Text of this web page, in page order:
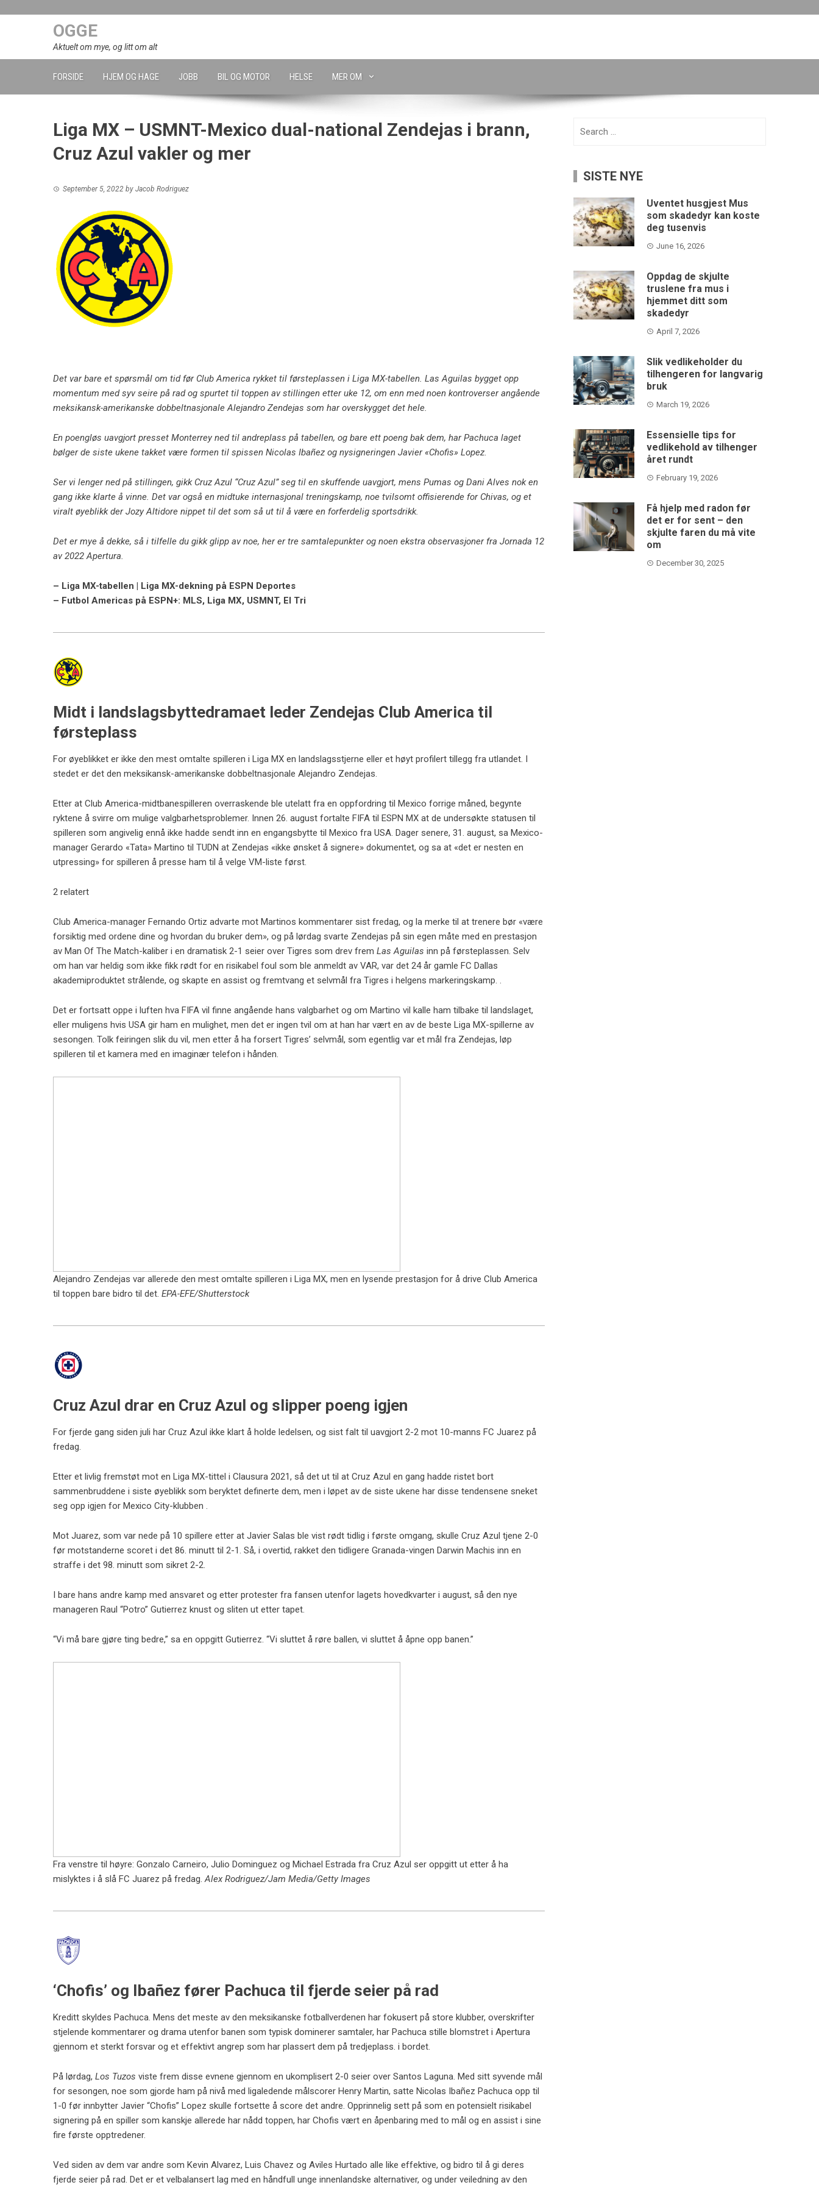
OGGE
Aktuelt om mye, og litt om alt
FORSIDE HJEM OG HAGE JOBB BIL OG MOTOR HELSE MER OM
Liga MX – USMNT-Mexico dual-national Zendejas i brann,
Cruz Azul vakler og mer
September 5, 2022 by Jacob Rodriguez
Det var bare et spørsmål om tid før Club America rykket til førsteplassen i Liga MX-tabellen. Las Aguilas bygget opp
momentum med syv seire på rad og spurtet til toppen av stillingen etter uke 12, om enn med noen kontroverser angående
meksikansk-amerikanske dobbeltnasjonale Alejandro Zendejas som har overskygget det hele.
En poengløs uavgjort presset Monterrey ned til andreplass på tabellen, og bare ett poeng bak dem, har Pachuca laget
bølger de siste ukene takket være formen til spissen Nicolas Ibañez og nysigneringen Javier «Chofis» Lopez.
Ser vi lenger ned på stillingen, gikk Cruz Azul “Cruz Azul” seg til en skuffende uavgjort, mens Pumas og Dani Alves nok en
gang ikke klarte å vinne. Det var også en midtuke internasjonal treningskamp, ​​noe tvilsomt offisierende for Chivas, og et
viralt øyeblikk der Jozy Altidore nippet til det som så ut til å være en forferdelig sportsdrikk.
Det er mye å dekke, så i tilfelle du gikk glipp av noe, her er tre samtalepunkter og noen ekstra observasjoner fra Jornada 12
av 2022 Apertura.
– Liga MX-tabellen | Liga MX-dekning på ESPN Deportes
– Futbol Americas på ESPN+: MLS, Liga MX, USMNT, El Tri
Midt i landslagsbyttedramaet leder Zendejas Club America til
førsteplass
For øyeblikket er ikke den mest omtalte spilleren i Liga MX en landslagsstjerne eller et høyt profilert tillegg fra utlandet. I
stedet er det den meksikansk-amerikanske dobbeltnasjonale Alejandro Zendejas.
Etter at Club America-midtbanespilleren overraskende ble utelatt fra en oppfordring til Mexico forrige måned, begynte
ryktene å svirre om mulige valgbarhetsproblemer. Innen 26. august fortalte FIFA til ESPN MX at de undersøkte statusen til
spilleren som angivelig ennå ikke hadde sendt inn en engangsbytte til Mexico fra USA. Dager senere, 31. august, sa Mexico-
manager Gerardo «Tata» Martino til TUDN at Zendejas «ikke ønsket å signere» dokumentet, og sa at «det er nesten en
utpressing» for spilleren å presse ham til å velge VM-liste først.
2 relatert
Club America-manager Fernando Ortiz advarte mot Martinos kommentarer sist fredag, og la merke til at trenere bør «være
forsiktig med ordene dine og hvordan du bruker dem», og på lørdag svarte Zendejas på sin egen måte med en prestasjon
av Man Of The Match-kaliber i en dramatisk 2-1 seier over Tigres som drev frem Las Aguilas inn på førsteplassen. Selv
om han var heldig som ikke fikk rødt for en risikabel foul som ble anmeldt av VAR, var det 24 år gamle FC Dallas
akademiproduktet strålende, og skapte en assist og fremtvang et selvmål fra Tigres i helgens markeringskamp. .
Det er fortsatt oppe i luften hva FIFA vil finne angående hans valgbarhet og om Martino vil kalle ham tilbake til landslaget,
eller muligens hvis USA gir ham en mulighet, men det er ingen tvil om at han har vært en av de beste Liga MX-spillerne av
sesongen. Tolk feiringen slik du vil, men etter å ha forsert Tigres’ selvmål, som egentlig var et mål fra Zendejas, løp
spilleren til et kamera med en imaginær telefon i hånden.
Alejandro Zendejas var allerede den mest omtalte spilleren i Liga MX, men en lysende prestasjon for å drive Club America
til toppen bare bidro til det. EPA-EFE/Shutterstock
Cruz Azul drar en Cruz Azul og slipper poeng igjen
For fjerde gang siden juli har Cruz Azul ikke klart å holde ledelsen, og sist falt til uavgjort 2-2 mot 10-manns FC Juarez på
fredag.
Etter et livlig fremstøt mot en Liga MX-tittel i Clausura 2021, så det ut til at Cruz Azul en gang hadde ristet bort
sammenbruddene i siste øyeblikk som beryktet definerte dem, men i løpet av de siste ukene har disse tendensene sneket
seg opp igjen for Mexico City-klubben .
Mot Juarez, som var nede på 10 spillere etter at Javier Salas ble vist rødt tidlig i første omgang, skulle Cruz Azul tjene 2-0
før motstanderne scoret i det 86. minutt til 2-1. Så, i overtid, rakket den tidligere Granada-vingen Darwin Machis inn en
straffe i det 98. minutt som sikret 2-2.
I bare hans andre kamp med ansvaret og etter protester fra fansen utenfor lagets hovedkvarter i august, så den nye
manageren Raul “Potro” Gutierrez knust og sliten ut etter tapet.
“Vi må bare gjøre ting bedre,” sa en oppgitt Gutierrez. “Vi sluttet å røre ballen, vi sluttet å åpne opp banen.”
Fra venstre til høyre: Gonzalo Carneiro, Julio Dominguez og Michael Estrada fra Cruz Azul ser oppgitt ut etter å ha
mislyktes i å slå FC Juarez på fredag.Alex Rodriguez/Jam Media/Getty Images
‘Chofis’ og Ibañez fører Pachuca til fjerde seier på rad
Kreditt skyldes Pachuca. Mens det meste av den meksikanske fotballverdenen har fokusert på store klubber, overskrifter
stjelende kommentarer og drama utenfor banen som typisk dominerer samtaler, har Pachuca stille blomstret i Apertura
gjennom et sterkt forsvar og et effektivt angrep som har plassert dem på tredjeplass. i bordet.
På lørdag, Los Tuzos viste frem disse evnene gjennom en ukomplisert 2-0 seier over Santos Laguna. Med sitt syvende mål
for sesongen, noe som gjorde ham på nivå med ligaledende målscorer Henry Martin, satte Nicolas Ibañez Pachuca opp til
1-0 før innbytter Javier “Chofis” Lopez skulle fortsette å score det andre. Opprinnelig sett på som en potensielt risikabel
signering på en spiller som kanskje allerede har nådd toppen, har Chofis vært en åpenbaring med to mål og en assist i sine
fire første opptredener.
Ved siden av dem var andre som Kevin Alvarez, Luis Chavez og Aviles Hurtado alle like effektive, og bidro til å gi deres
fjerde seier på rad. Det er et velbalansert lag med en håndfull unge innenlandske alternativer, og under veiledning av den
SISTE NYE
Uventet husgjest Mus
som skadedyr kan koste
deg tusenvis
June 16, 2026
Oppdag de skjulte
truslene fra mus i
hjemmet ditt som
skadedyr
April 7, 2026
Slik vedlikeholder du
tilhengeren for langvarig
bruk
March 19, 2026
Essensielle tips for
vedlikehold av tilhenger
året rundt
February 19, 2026
Få hjelp med radon før
det er for sent – den
skjulte faren du må vite
om
December 30, 2025